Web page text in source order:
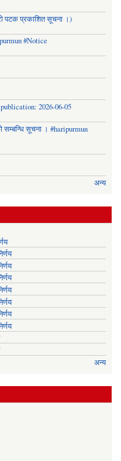
पटक प्रकाशित सूचना ।)
#Notice
2026-06-05
सम्बन्धि सूचना । #haripurmun
अन्य
अन्य